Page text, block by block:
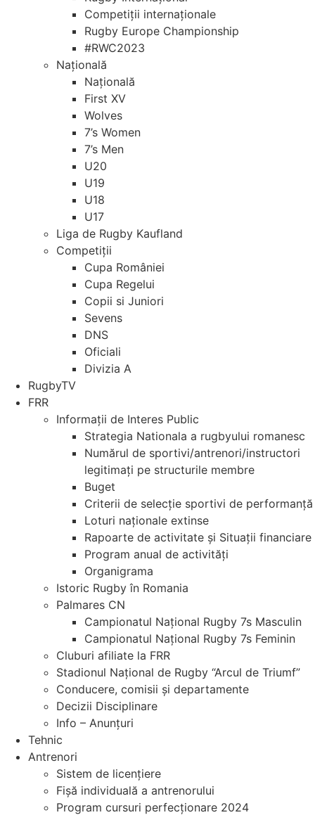
shortcut
Competiții internaționale
Rugby Europe Championship
#RWC2023
Națională
Națională
First XV
Wolves
7’s Women
7’s Men
U20
U19
U18
U17
Liga de Rugby Kaufland
Competiții
Cupa României
Cupa Regelui
Copii si Juniori
Sevens
DNS
Oficiali
Divizia A
RugbyTV
FRR
Informații de Interes Public
Strategia Nationala a rugbyului romanesc
Numărul de sportivi/antrenori/instructori
legitimați pe structurile membre
Buget
Criterii de selecție sportivi de performanță
Loturi naționale extinse
Rapoarte de activitate și Situații financiare
Program anual de activități
Organigrama
Istoric Rugby în Romania
Palmares CN
Campionatul Național Rugby 7s Masculin
Campionatul Național Rugby 7s Feminin
Cluburi afiliate la FRR
Stadionul Național de Rugby “Arcul de Triumf”
Conducere, comisii și departamente
Decizii Disciplinare
Info – Anunțuri
Tehnic
Antrenori
Sistem de licențiere
Fișă individuală a antrenorului
Program cursuri perfecționare 2024